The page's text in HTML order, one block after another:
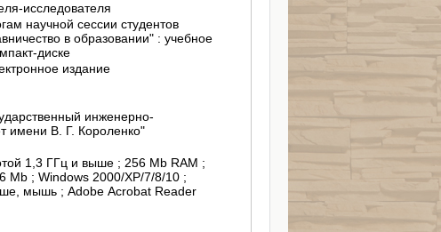
исследователя
научной сессии студентов
в образовании" : учебное
диске
издание
инженерно-
имени В. Г. Короленко"
1,3 ГГц и выше ; 256 Mb RAM ;
Mb ; Windows 2000/XP/7/8/10 ;
мышь ; Adobe Acrobat Reader